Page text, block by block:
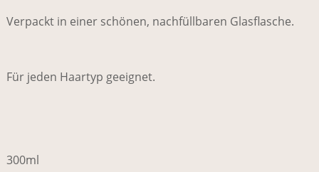
Verpackt in einer schönen, nachfüllbaren Glasflasche.
Für jeden Haartyp geeignet.
300ml